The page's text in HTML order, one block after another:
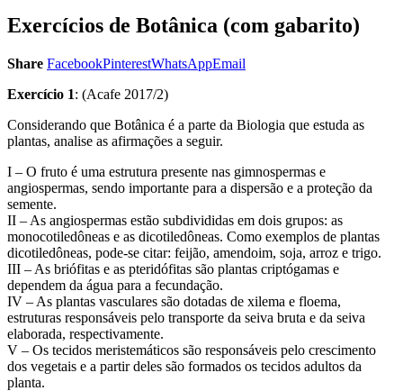
Exercícios de Botânica (com gabarito)
Share FacebookPinterestWhatsAppEmail
Exercício 1: (Acafe 2017/2)
Considerando que Botânica é a parte da Biologia que estuda as
plantas, analise as afirmações a seguir.
I – O fruto é uma estrutura presente nas gimnospermas e
angiospermas, sendo importante para a dispersão e a proteção da
semente.
II – As angiospermas estão subdivididas em dois grupos: as
monocotiledôneas e as dicotiledôneas. Como exemplos de plantas
dicotiledôneas, pode-se citar: feijão, amendoim, soja, arroz e trigo.
III – As briófitas e as pteridófitas são plantas criptógamas e
dependem da água para a fecundação.
IV – As plantas vasculares são dotadas de xilema e floema,
estruturas responsáveis pelo transporte da seiva bruta e da seiva
elaborada, respectivamente.
V – Os tecidos meristemáticos são responsáveis pelo crescimento
dos vegetais e a partir deles são formados os tecidos adultos da
planta.